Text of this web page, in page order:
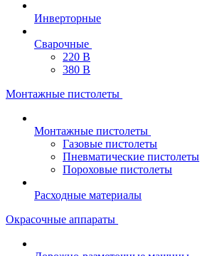
Инверторные
Сварочные
220 В
380 В
Монтажные пистолеты
Монтажные пистолеты
Газовые пистолеты
Пневматические пистолеты
Пороховые пистолеты
Расходные материалы
Окрасочные аппараты